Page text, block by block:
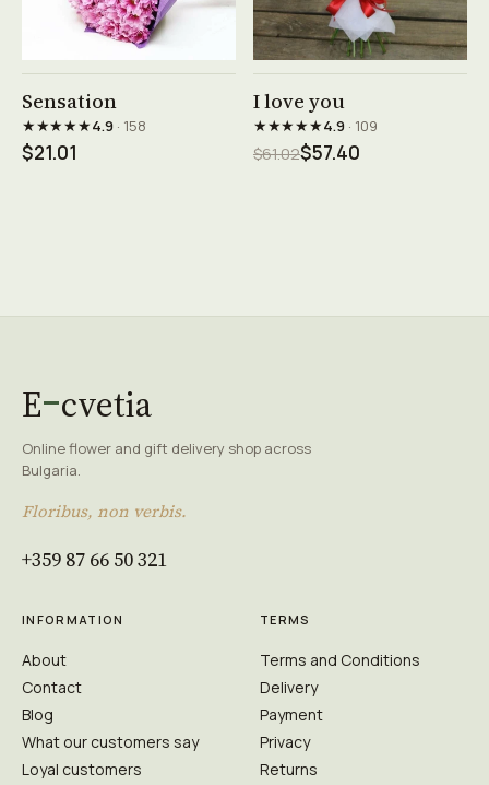
Sensation
★★★★★4.9· 158
$21.01
I love you
★★★★★4.9· 109
$61.02$57.40
E cvetia
Online flower and gift delivery shop across
Bulgaria.
Floribus, non verbis.
+359 87 66 50 321
INFORMATION
About
Contact
Blog
What our customers say
Loyal customers
TERMS
Terms and Conditions
Delivery
Payment
Privacy
Returns